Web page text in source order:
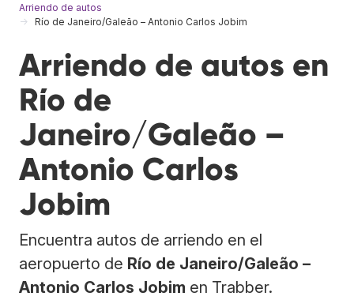
Arriendo de autos
Río de Janeiro/Galeão – Antonio Carlos Jobim
Arriendo de autos en
Río de
Janeiro/Galeão –
Antonio Carlos
Jobim
Encuentra autos de arriendo en el
aeropuerto de Río de Janeiro/Galeão –
Antonio Carlos Jobim en Trabber.